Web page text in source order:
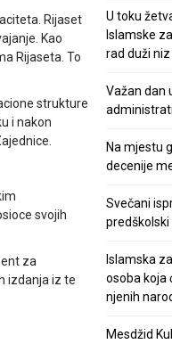
Rijaset
Kao
Rijaseta. To
strukture
i nakon
svojih
za
izdanja iz te
U toku
Islamske
rad duži
Važan dan
Na mjestu
decenije
Svečani
predškolski
Islamska
osoba koja
njenih
Mesdžid